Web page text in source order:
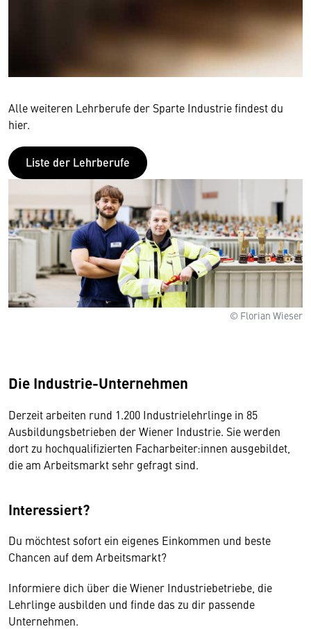
Alle weiteren Lehrberufe der Sparte Industrie findest du
hier.
Liste der Lehrberufe
© Florian Wieser
Die Industrie-Unternehmen
Derzeit arbeiten rund 1.200 Industrielehrlinge in 85
Ausbildungsbetrieben der Wiener Industrie. Sie werden
dort zu hochqualifizierten Facharbeiter:innen ausgebildet,
die am Arbeitsmarkt sehr gefragt sind.
Interessiert?
Du möchtest sofort ein eigenes Einkommen und beste
Chancen auf dem Arbeitsmarkt?
Informiere dich über die Wiener Industriebetriebe, die
Lehrlinge ausbilden und finde das zu dir passende
Unternehmen.